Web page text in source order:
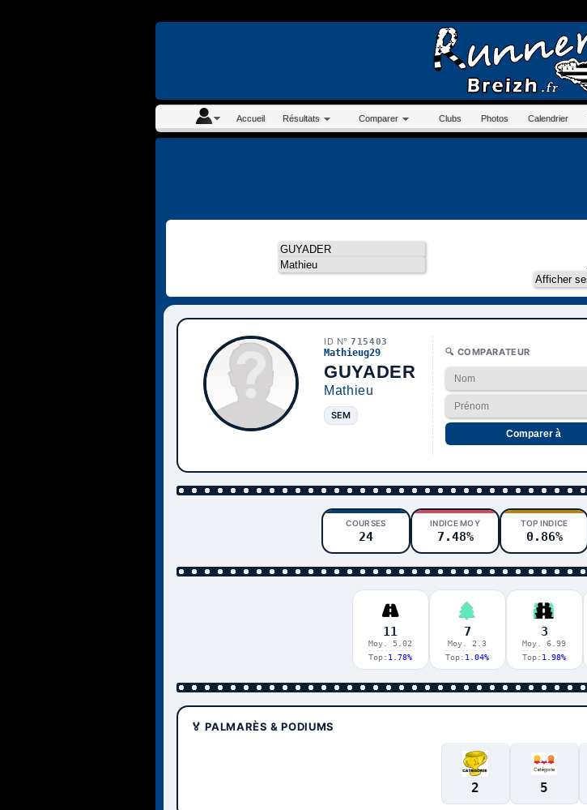
Accueil Résultats Comparer Clubs Photos Calendrier
ID N°715403
Mathieug29
GUYADER
Mathieu
SEM
🔍 COMPARATEUR
Comparer à
COURSES
24
INDICE MOY
7.48%
TOP INDICE
0.86%
11
Moy. 5.02
Top: 1.78%
7
Moy. 2.3
Top: 1.04%
3
Moy. 6.99
Top: 1.98%
🏅 PALMARÈS & PODIUMS
2 5